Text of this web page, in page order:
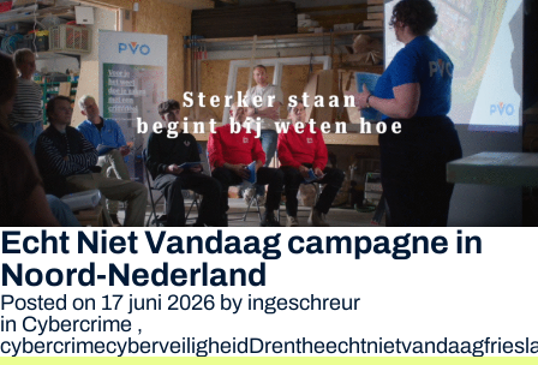
Echt Niet Vandaag campagne in
Noord-Nederland
Posted on 17 juni 2026 by ingeschreur
in Cybercrime ,
cybercrimecyberveiligheidDrentheechtnietvandaag